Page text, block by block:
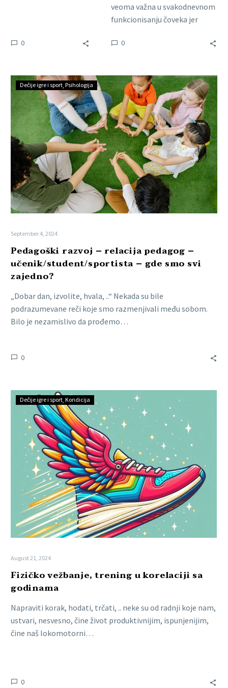
aktivnošću….
0
veoma važna u svakodnevnom
funkcionisanju čoveka jer
zglobova da izvode pokrete
0
Dečije igre i sport Psihologija
September 4, 2024
Pedagoški razvoj – relacija pedagog –
učenik/student/sportista – gde smo svi
zajedno?
„Dobar dan, izvolite, hvala, ..“ Nekada su bile
podrazumevane reči koje smo razmenjivali među sobom.
Bilo je nezamislivo da prođemo…
0
Dečije igre i sport Kondicija
August 21, 2024
Fizičko vežbanje, trening u korelaciji sa
godinama
Napraviti korak, hodati, trčati, .. neke su od radnji koje nam,
ustvari, nesvesno, čine život produktivnijim, ispunjenijim,
čine naš lokomotorni…
0